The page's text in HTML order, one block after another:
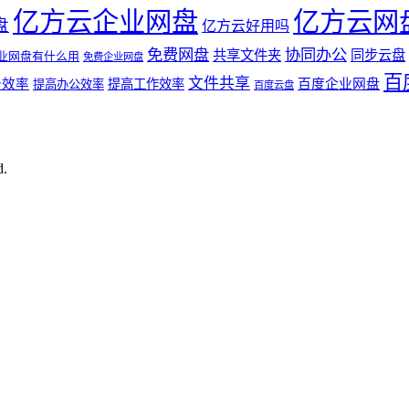
亿方云企业网盘 亿方云好用吗 亿方云网
网盘有什么用 免费企业网盘 免费网盘 共享文件夹 协同办公 同步云盘
率 提高办公效率 提高工作效率 文件共享 百度云盘 百度企业网盘 百